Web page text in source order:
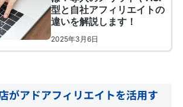
がアドアフィリエイトを活用す